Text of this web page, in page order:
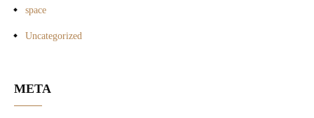
space
Uncategorized
META